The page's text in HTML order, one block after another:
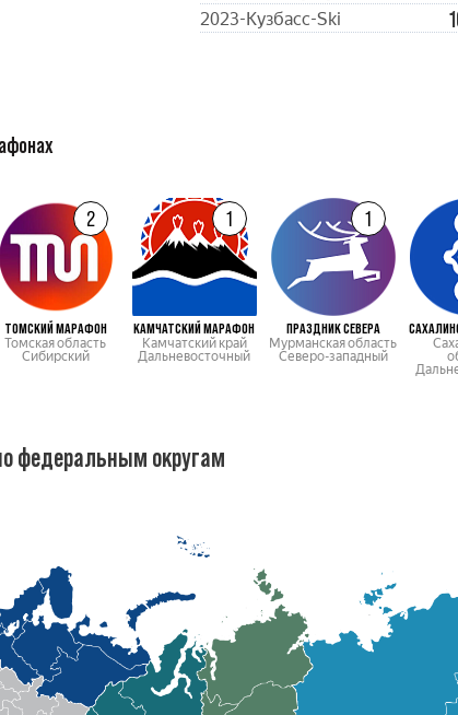
2023-Кузбасc-Ski
2
ТОМСКИЙ МАРАФОН
Томская область
Сибирский
1
КАМЧАТСКИЙ МАРАФОН
Камчатский край
Дальневосточный
1
ПРАЗДНИК СЕВЕРА
Мурманская область
Северо-западный
федеральным округам